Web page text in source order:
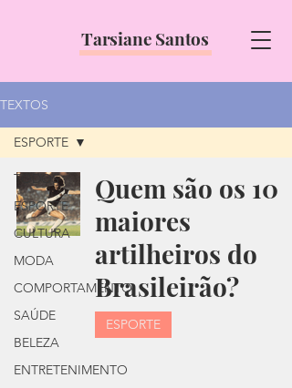
Tarsiane Santos
TEXTOS
TODOS
ESPORTE
CULTURA
MODA
COMPORTAMENTO
SAÚDE
BELEZA
ENTRETENIMENTO
ESPORTE
Quem são os 10
maiores
artilheiros do
Brasileirão?
ESPORTE